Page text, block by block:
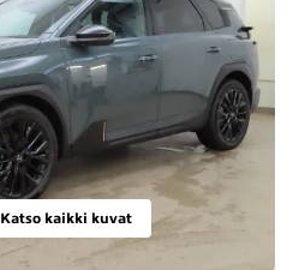
Katso kaikki kuvat